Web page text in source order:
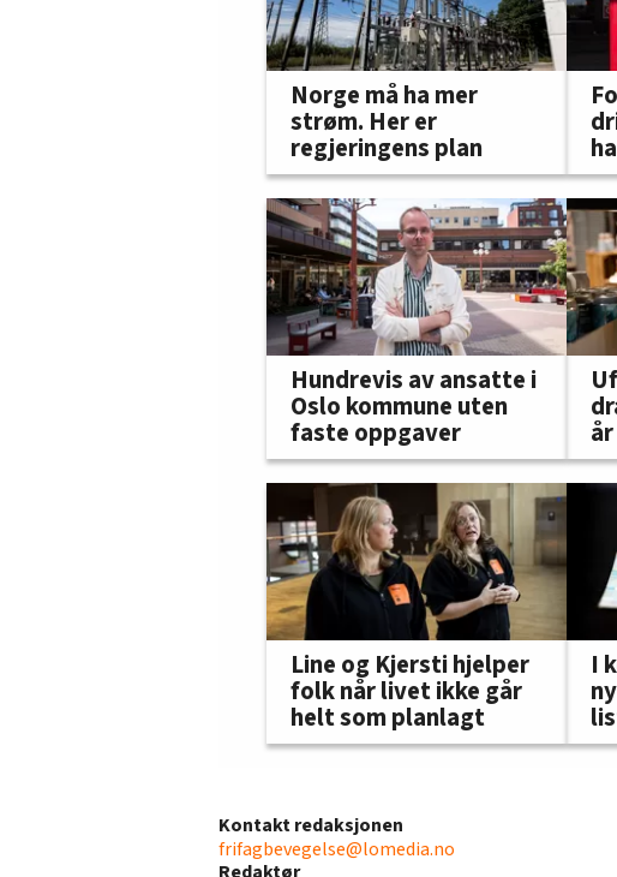
Norge må ha mer
strøm. Her er
regjeringens plan
Hundrevis av ansatte i
Oslo kommune uten
faste oppgaver
Line og Kjersti hjelper
folk når livet ikke går
helt som planlagt
I
Kontakt redaksjonen
frifagbevegelse@lomedia.no